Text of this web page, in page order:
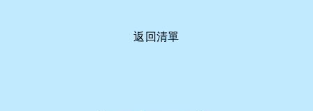
返回清單